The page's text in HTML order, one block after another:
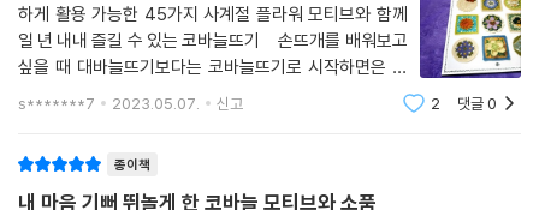
하게 활용 가능한 45가지 사계절 플라워 모티브와 함께
일 년 내내 즐길 수 있는 코바늘뜨기 손뜨개를 배워보고
싶을 때 대바늘뜨기보다는 코바늘뜨기로 시작하면은 좋
s*******7 2023.05.07. 신고 2 댓글0
종이책
내 마음 기뻐 뛰놀게 한 코바늘 모티브와 소품